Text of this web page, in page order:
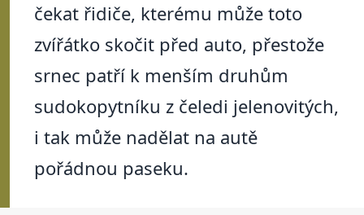
čekat řidiče, kterému může toto
zvířátko skočit před auto, přestože
srnec patří k menším druhům
sudokopytníku z čeledi jelenovitých,
i tak může nadělat na autě
pořádnou paseku.